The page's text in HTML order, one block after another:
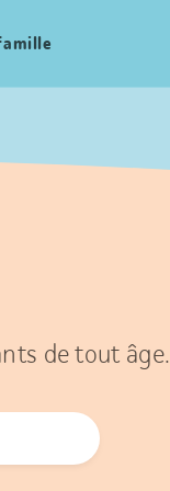
de tout âge.